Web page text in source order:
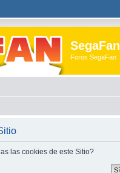
SegaFan
Foros SegaFan
las cookies de este Sitio?